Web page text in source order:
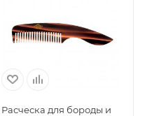
Расческа для бороды и